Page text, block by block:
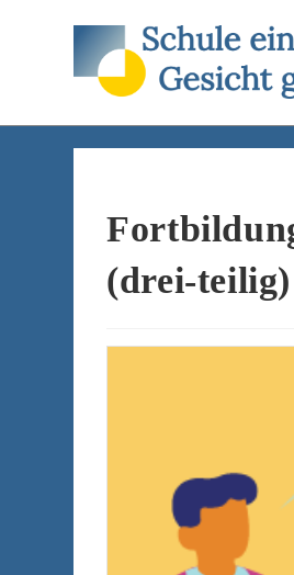
(drei-teilig)